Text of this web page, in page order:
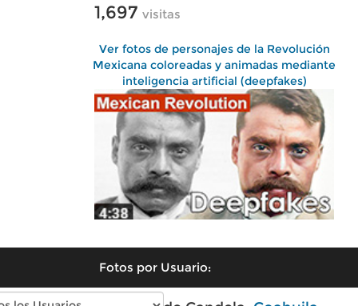
1,697 visitas
Ver fotos de personajes de la Revolución
Mexicana coloreadas y animadas mediante
inteligencia artificial (deepfakes)
Fotos por Usuario: